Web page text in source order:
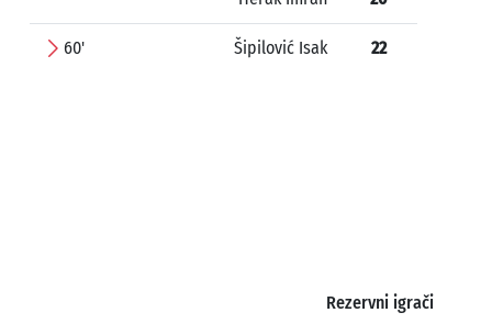
60' Šipilović Isak 22
Rezervni igrači